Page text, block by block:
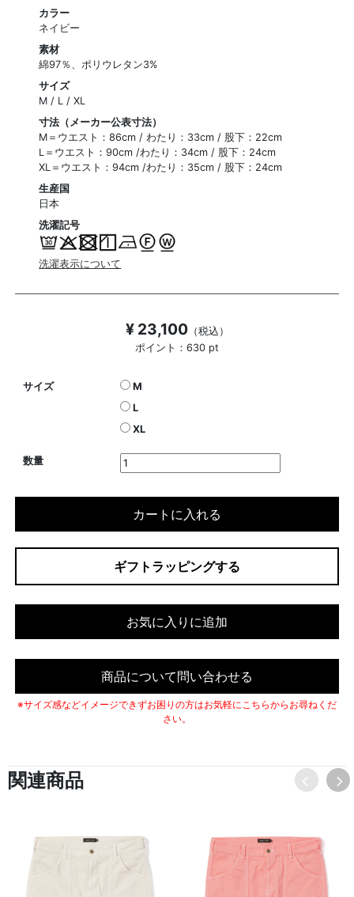
カラー
ネイビー
素材
綿97％、ポリウレタン3%
サイズ
M / L / XL
寸法（メーカー公表寸法）
M＝ウエスト：86cm / わたり：33cm / 股下：22cm
L＝ウエスト：90cm /わたり：34cm / 股下：24cm
XL＝ウエスト：94cm /わたり：35cm / 股下：24cm
生産国
日本
洗濯記号
洗濯表示について
¥ 23,100（税込）
ポイント：630 pt
サイズ
M
L
XL
数量
カートに入れる
ギフトラッピングする
お気に入りに追加
商品について問い合わせる
※サイズ感などイメージできずお困りの方はお気軽にこちらからお尋ねくだ
さい。
関連商品